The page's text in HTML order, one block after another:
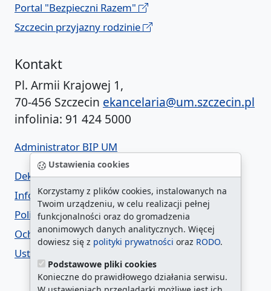
Ustawienia cookies
Korzystamy z plików cookies, instalowanych na
Twoim urządzeniu, w celu realizacji pełnej
funkcjonalności oraz do gromadzenia
anonimowych danych analitycznych. Więcej
dowiesz się z polityki prywatności oraz RODO.
Podstawowe pliki cookies
Konieczne do prawidłowego działania serwisu.
Portal "Bezpieczni Razem"
Szczecin przyjazny rodzinie
Kontakt
Pl. Armii Krajowej 1,
70-456 Szczecin ekancelaria@um.szczecin.pl
infolinia: 91 424 5000
Administrator BIP UM
Deklaracja dostępności
Informacja o urzędzie w ETR
Polityka prywatności
Ochrona danych osobowych
Ustawienia cookies